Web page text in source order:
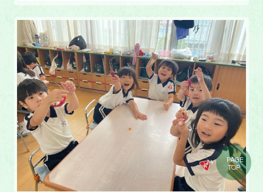
PAGE
TOP